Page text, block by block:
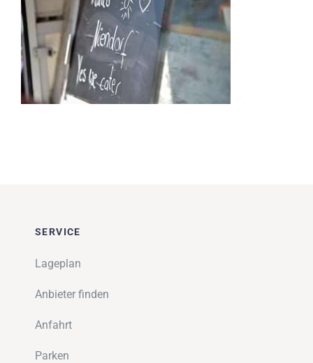
Impressionen
Über uns
SUCHE
SERVICE
Lageplan
Anbieter finden
Anfahrt
Parken